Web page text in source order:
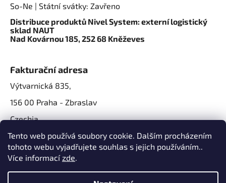
Tento web používá soubory cookie. Dalším procházením
tohoto webu vyjadřujete souhlas s jejich používáním..
Více informacízde.
So-Ne | Státní svátky: Zavřeno
Distribuce produktů Nivel System: externí logistický
sklad NAUT
Nad Kovárnou 185, 252 68 Kněževes
Fakturační adresa
Výtvarnická 835,
156 00 Praha - Zbraslav
Czechia
IČO: 07724861
IČ DPH: CZ07724861